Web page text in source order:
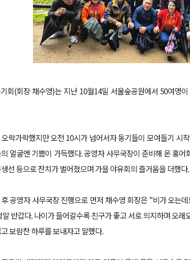
회(회장 채수영)는 지난 10월14일 서울숲공원에서 50여명
락가락했지만 오전 10시가 넘어서자 동기들이 모여들기 시
얼굴엔 기쁨이 가득했다. 공영자 사무국장이 준비해 온 홍
선 등으로 잔치가 벌어졌으며 가을 야유회의 즐거움을 더했다.
공영자 사무국장 진행으로 먼저 채수영 회장은 "비가 오는
말 반갑다. 나이가 들어갈수록 친구가 좋고 서로 의지하며 오
보람찬 하루를 보내자고 말했다.